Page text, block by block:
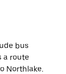
bus
a route
Northlake.